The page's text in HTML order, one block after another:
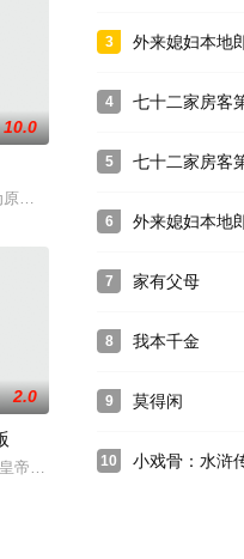
受西方民主思
庆祝一下。然后就出去度蜜月
富，一向要强的林小枫（蒋雯
10.0
型，真实讲述了他们侦破的经
情怀。《中国兄弟连》由国内知
友，却不料被哥哥平凡意外启
2.0
帝、薛家365口灭门为缘起，在
3 外来媳妇本地
4 七十二家房客
5 七十二家房客
6 外来媳妇本地
7 家有父母
8 我本千金
9 莫得闲
10 小戏骨：水浒